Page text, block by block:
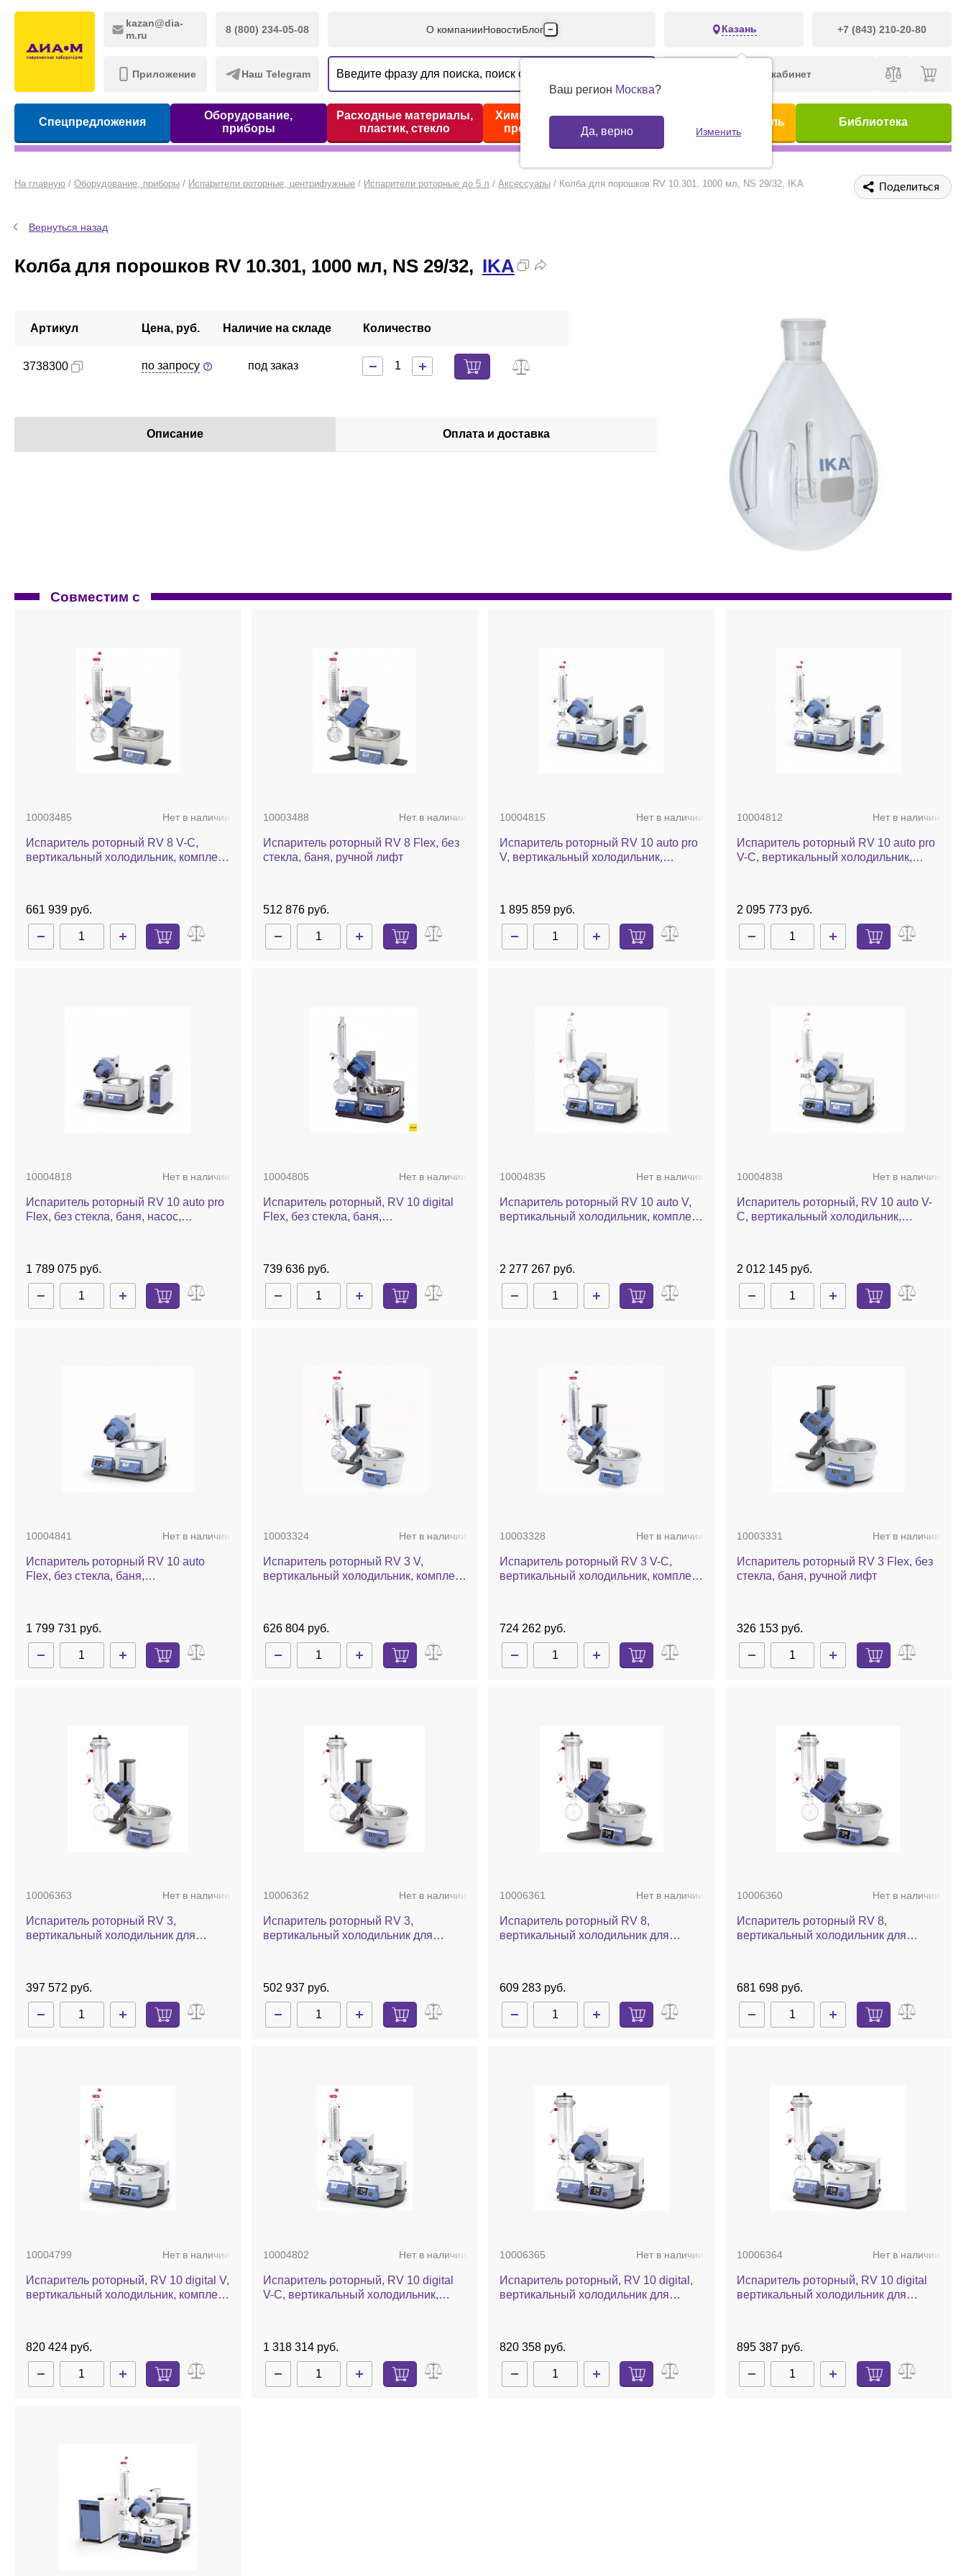
kazan@dia-
m.ru
8 (800) 234-05-08
Приложение Наш Telegram
О компанииНовостиБлог
Производители
Партнеры
Контакты
Казань +7 (843) 210-20-80
Ваш регион Москва?
Да, верно Изменить
Личный кабинет
Спецпредложения
Оборудование,
приборы
Расходные материалы,
пластик, стекло
Химические реактивы,
препараты, наборы
Предметный указатель Библиотека
На главную / Оборудование, приборы / Испарители роторные, центрифужные / Испарители роторные до 5 л / Аксессуары / Колба для порошков RV 10.301, 1000 мл, NS 29/32, IKA Поделиться
Вернуться назад
Колба для порошков RV 10.301, 1000 мл, NS 29/32, IKA
Артикул Цена, руб. Наличие на складе Количество
3738300 по запросу под заказ
Описание Оплата и доставка
Совместим с
10003485 Нет в наличии
Испаритель роторный RV 8 V-C,
вертикальный холодильник, комплект
661 939 руб.
10003488 Нет в наличии
Испаритель роторный RV 8 Flex, без
стекла, баня, ручной лифт
512 876 руб.
10004815 Нет в наличии
Испаритель роторный RV 10 auto pro
V, вертикальный холодильник,
1 895 859 руб.
10004812 Нет в наличии
Испаритель роторный RV 10 auto pro
V-C, вертикальный холодильник,
2 095 773 руб.
10004818 Нет в наличии
Испаритель роторный RV 10 auto pro
Flex, без стекла, баня, насос,
1 789 075 руб.
10004805 Нет в наличии
Испаритель роторный, RV 10 digital
Flex, без стекла, баня,
739 636 руб.
10004835 Нет в наличии
Испаритель роторный RV 10 auto V,
вертикальный холодильник, комплект
2 277 267 руб.
10004838 Нет в наличии
Испаритель роторный, RV 10 auto V-
С, вертикальный холодильник,
2 012 145 руб.
10004841 Нет в наличии
Испаритель роторный RV 10 auto
Flex, без стекла, баня,
1 799 731 руб.
10003324 Нет в наличии
Испаритель роторный RV 3 V,
вертикальный холодильник, комплект
626 804 руб.
10003328 Нет в наличии
Испаритель роторный RV 3 V-C,
вертикальный холодильник, комплект
724 262 руб.
10003331 Нет в наличии
Испаритель роторный RV 3 Flex, без
стекла, баня, ручной лифт
326 153 руб.
10006363 Нет в наличии
Испаритель роторный RV 3,
вертикальный холодильник для
397 572 руб.
10006362 Нет в наличии
Испаритель роторный RV 3,
вертикальный холодильник для
502 937 руб.
10006361 Нет в наличии
Испаритель роторный RV 8,
вертикальный холодильник для
609 283 руб.
10006360 Нет в наличии
Испаритель роторный RV 8,
вертикальный холодильник для
681 698 руб.
10004799 Нет в наличии
Испаритель роторный, RV 10 digital V,
вертикальный холодильник, комплект
820 424 руб.
10004802 Нет в наличии
Испаритель роторный, RV 10 digital
V-C, вертикальный холодильник,
1 318 314 руб.
10006365 Нет в наличии
Испаритель роторный, RV 10 digital,
вертикальный холодильник для
820 358 руб.
10006364 Нет в наличии
Испаритель роторный, RV 10 digital
вертикальный холодильник для
895 387 руб.